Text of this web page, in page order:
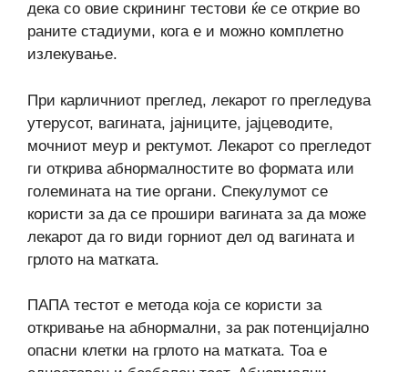
дека со овие скрининг тестови ќе се открие во
раните стадиуми, кога е и можно комплетно
излекување.
При карличниот преглед, лекарот го прегледува
утерусот, вагината, јајниците, јајцеводите,
мочниот меур и ректумот. Лекарот со прегледот
ги открива абнормалностите во формата или
големината на тие органи. Спекулумот се
користи за да се прошири вагината за да може
лекарот да го види горниот дел од вагината и
грлото на матката.
ПАПА тестот е метода која се користи за
откривање на абнормални, за рак потенцијално
опасни клетки на грлото на матката. Тоа е